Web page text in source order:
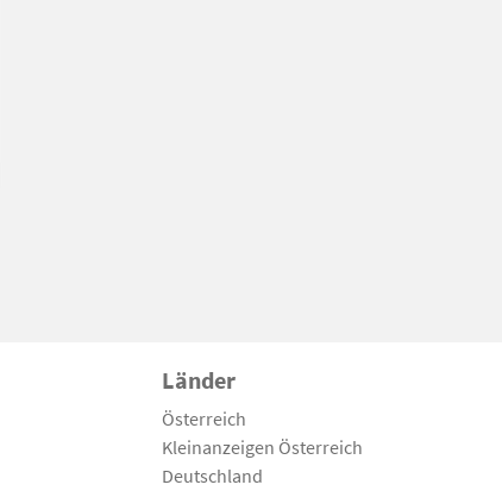
Länder
Österreich
Kleinanzeigen Österreich
Deutschland